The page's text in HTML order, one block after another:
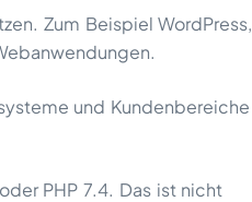
Zum Beispiel WordPress,
und Kundenbereiche
PHP 7.4. Das ist nicht